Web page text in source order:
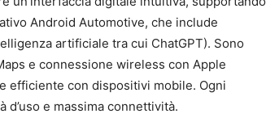
Android Automotive, che include
artificiale tra cui ChatGPT). Sono
e connessione wireless con Apple
efficiente con dispositivi mobile. Ogni
e massima connettività.